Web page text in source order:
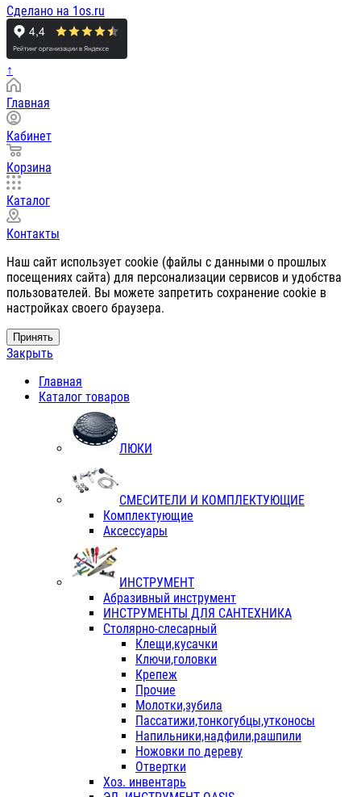
Сделано на 1os.ru
↑
Главная
Кабинет
Корзина
Каталог
Контакты
Наш сайт использует cookie (файлы с данными о прошлых
посещениях сайта) для персонализации сервисов и удобства
пользователей. Вы можете запретить сохранение cookie в
настройках своего браузера.
Принять
Закрыть
Главная
Каталог товаров
ЛЮКИ
СМЕСИТЕЛИ И КОМПЛЕКТУЮЩИЕ
Комплектующие
Аксессуары
ИНСТРУМЕНТ
Абразивный инструмент
ИНСТРУМЕНТЫ ДЛЯ САНТЕХНИКА
Столярно-слесарный
Клещи,кусачки
Ключи,головки
Крепеж
Прочие
Молотки,зубила
Пассатижи,тонкогубцы,утконосы
Напильники,надфили,рашпили
Ножовки по дереву
Отвертки
Хоз. инвентарь